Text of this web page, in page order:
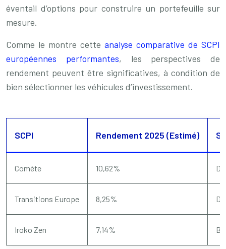
éventail d’options pour construire un portefeuille sur
mesure.
Comme le montre cette analyse comparative de SCPI
européennes performantes, les perspectives de
rendement peuvent être significatives, à condition de
bien sélectionner les véhicules d’investissement.
SCPI Rendement 2025 (Estimé)
Comète 10,62%
Transitions Europe 8,25%
Iroko Zen 7,14%